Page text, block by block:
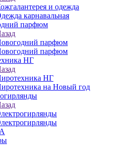
и одежда
карнавальная
парфюм
парфюм
парфюм
НГ
НГ
на Новый год